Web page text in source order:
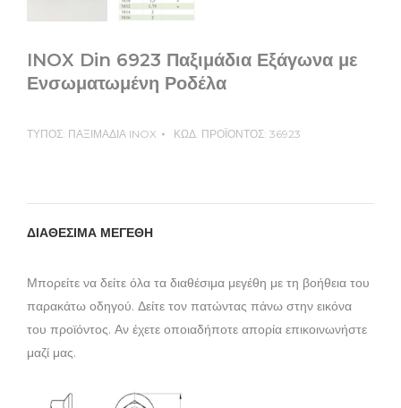
INOX Din 6923 Παξιμάδια Εξάγωνα με
Ενσωματωμένη Ροδέλα
ΤΥΠΟΣ: ΠΑΞΙΜΑΔΙΑ INOX ΚΩΔ. ΠΡΟΪΟΝΤΟΣ: 36923
ΔΙΑΘΕΣΙΜΑ ΜΕΓΕΘΗ
Μπορείτε να δείτε όλα τα διαθέσιμα μεγέθη με τη βοήθεια του
παρακάτω οδηγού. Δείτε τον πατώντας πάνω στην εικόνα
του προϊόντος. Αν έχετε οποιαδήποτε απορία επικοινωνήστε
μαζί μας.